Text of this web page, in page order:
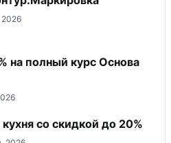
2026
на полный курс Основа
со скидкой до 20%